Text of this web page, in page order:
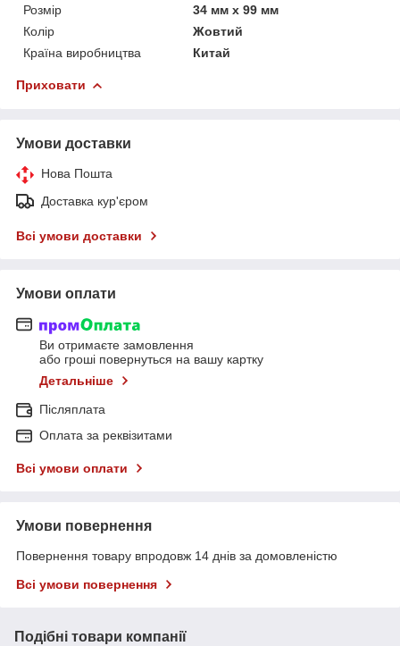
Розмір
34 мм х 99 мм
Колір
Жовтий
Країна виробництва
Китай
Приховати
Умови доставки
Нова Пошта
Доставка кур'єром
Всі умови доставки
Умови оплати
Ви отримаєте замовлення
або гроші повернуться на вашу картку
Детальніше
Післяплата
Оплата за реквізитами
Всі умови оплати
Умови повернення
Повернення товару впродовж 14 днів за домовленістю
Всі умови повернення
Подібні товари компанії